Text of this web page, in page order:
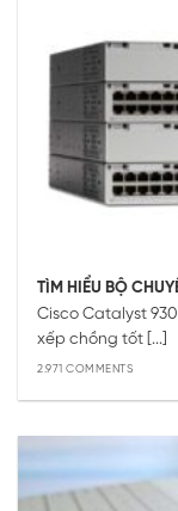
TÌM HIỂU BỘ
Cisco Catalyst
xếp chồng tốt [...]
2.971 COMMENTS